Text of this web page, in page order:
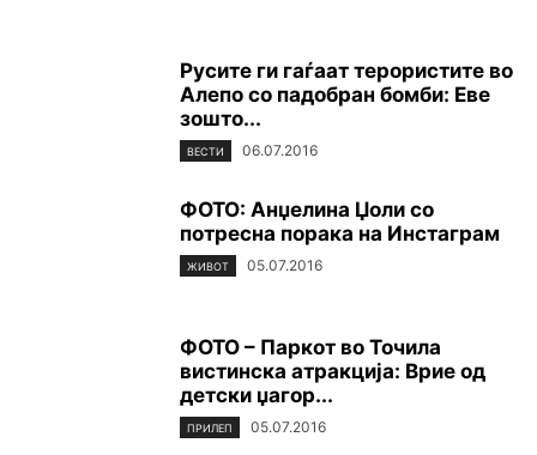
Русите ги гаѓаат терористите во
Алепо со падобран бомби: Еве
зошто...
ВЕСТИ 06.07.2016
ФОТО: Анџелина Џоли со
потресна порака на Инстаграм
ЖИВОТ 05.07.2016
ФОТО – Паркот во Точила
вистинска атракција: Врие од
детски џагор...
ПРИЛЕП 05.07.2016